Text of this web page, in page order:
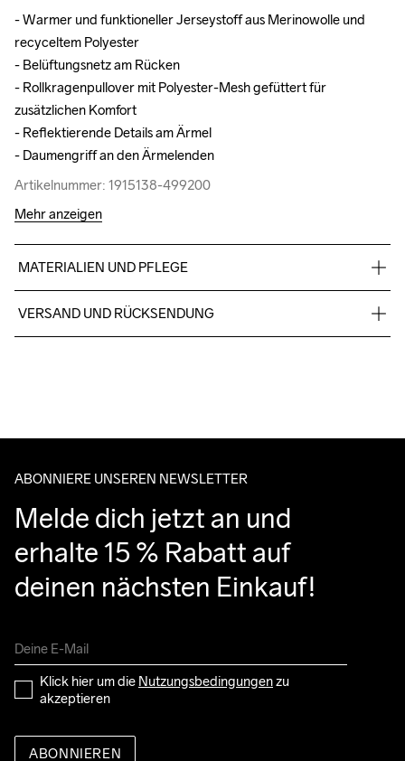
- Warmer und funktioneller Jerseystoff aus Merinowolle und
recyceltem Polyester
- Belüftungsnetz am Rücken
- Rollkragenpullover mit Polyester-Mesh gefüttert für
zusätzlichen Komfort
- Reflektierende Details am Ärmel
- Daumengriff an den Ärmelenden
Artikelnummer: 1915138-499200
- Warmer und funktioneller Jerseystoff aus Merinowolle und
recyceltem Polyester
- Belüftungsnetz am Rücken
- Rollkragenpullover mit Polyester-Mesh gefüttert für
zusätzlichen Komfort
- Reflektierende Details am Ärmel
- Daumengriff an den Ärmelenden
Artikelnummer: 1915138-499200
Mehr anzeigen
MATERIALIEN UND PFLEGE
Body: 80% Polyester (recycelt) 20% Wolle (Merino) Einsatz
Rückseite: 93% Polyester (recycelt) 7% Elastan
VERSAND UND RÜCKSENDUNG
entgegennehmen kannst.
ABONNIERE UNSEREN NEWSLETTER
Melde dich jetzt an und
erhalte 15 % Rabatt auf
deinen nächsten Einkauf!
Klick hier um die Nutzungsbedingungen zu
akzeptieren
ABONNIEREN